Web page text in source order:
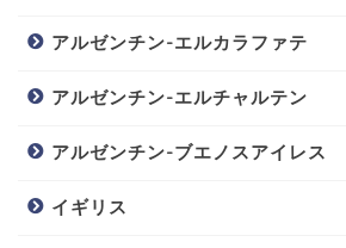
アルゼンチン-エルカラファテ
アルゼンチン-エルチャルテン
アルゼンチン-ブエノスアイレス
イギリス